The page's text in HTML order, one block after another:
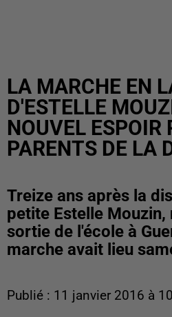
LA MARCHE EN
D'ESTELLE
NOUVEL ESPOIR
PARENTS DE LA
Treize ans après la
petite Estelle Mouzin,
sortie de l'école à
marche avait lieu
Publié : 11 janvier 2016 à